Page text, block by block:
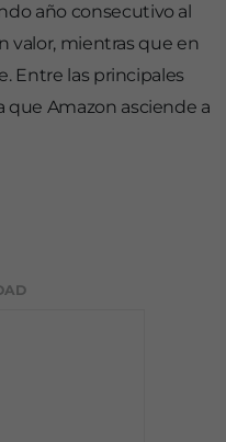
año consecutivo al
valor, mientras que en
Entre las principales
que Amazon asciende a